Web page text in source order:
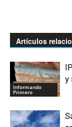
Artículos
Informando
Primero
y